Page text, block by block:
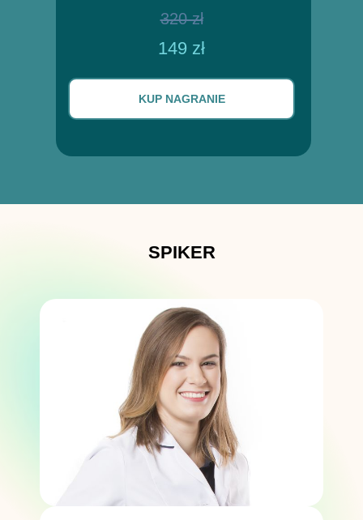
149 zł
320 zł
KUP NAGRANIE
SPIKER